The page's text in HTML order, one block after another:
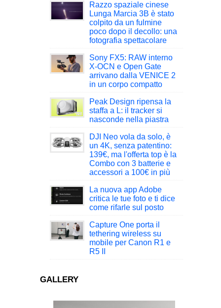
Razzo spaziale cinese
Lunga Marcia 3B è stato
colpito da un fulmine
poco dopo il decollo: una
fotografia spettacolare
Sony FX5: RAW interno
X-OCN e Open Gate
arrivano dalla VENICE 2
in un corpo compatto
Peak Design ripensa la
staffa a L: il tracker si
nasconde nella piastra
DJI Neo vola da solo, è
un 4K, senza patentino:
139€, ma l'offerta top è la
Combo con 3 batterie e
accessori a 100€ in più
La nuova app Adobe
critica le tue foto e ti dice
come rifarle sul posto
Capture One porta il
tethering wireless su
mobile per Canon R1 e
R5 II
GALLERY